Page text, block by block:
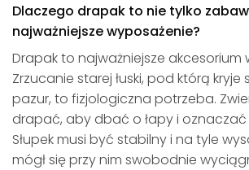
Dlaczego drapak to nie tylko
najważniejsze wyposażenie?
Drapak to najważniejsze akcesorium
Zrzucanie starej łuski, pod którą kryje
pazur, to fizjologiczna potrzeba.
drapać, aby dbać o łapy i oznaczać
Słupek musi być stabilny i na tyle
mógł się przy nim swobodnie